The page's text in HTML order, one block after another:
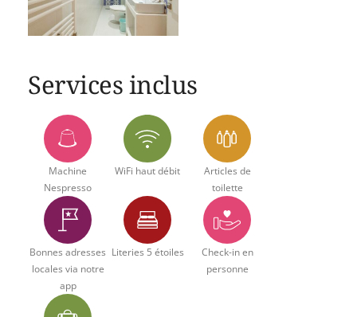
Services inclus
Machine
Nespresso
WiFi haut débit
Articles de
toilette
Bonnes adresses
locales via notre
app
Literies 5 étoiles
Check-in en
personne